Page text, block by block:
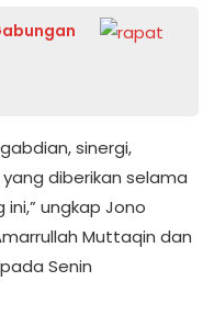
sinergi,
diberikan selama
ungkap Jono
Muttaqin dan
Senin